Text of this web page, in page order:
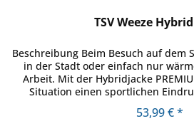
TSV Weeze
Beschreibung Beim Besuch auf dem
in der Stadt oder einfach nur
Arbeit. Mit der Hybridjacke
Situation einen sportlichen
53,99 € *